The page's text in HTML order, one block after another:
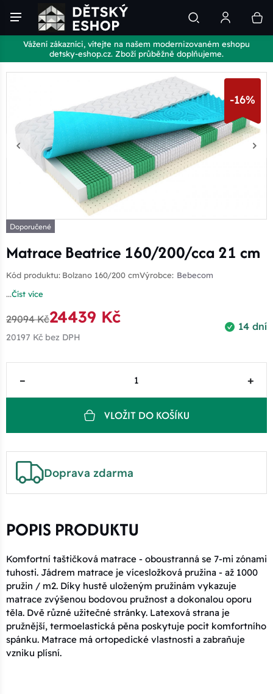
Vážení zákazníci, vítejte na našem modernizovaném eshopu
detsky-eshop.cz. Zboží průběžně doplňujeme.
-16%
Doporučené
Matrace Beatrice 160/200/cca 21 cm
Kód produktu: Bolzano 160/200 cmVýrobce: Bebecom
...Číst více
14 dní
29094 Kč24439 Kč
20197 Kč bez DPH
– +
VLOŽIT DO KOŠÍKU
Doprava zdarma
POPIS PRODUKTU
Komfortní taštičková matrace - oboustranná se 7-mi zónami
tuhosti. Jádrem matrace je vícesložková pružina - až 1000
pružin / m2. Díky hustě uloženým pružinám vykazuje
matrace zvýšenou bodovou pružnost a dokonalou oporu
těla. Dvě různé užitečné stránky. Latexová strana je
pružnější, termoelastická pěna poskytuje pocit komfortního
spánku. Matrace má ortopedické vlastnosti a zabraňuje
vzniku plísní.